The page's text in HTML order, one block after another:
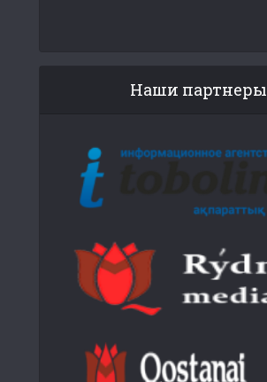
Наши партнеры